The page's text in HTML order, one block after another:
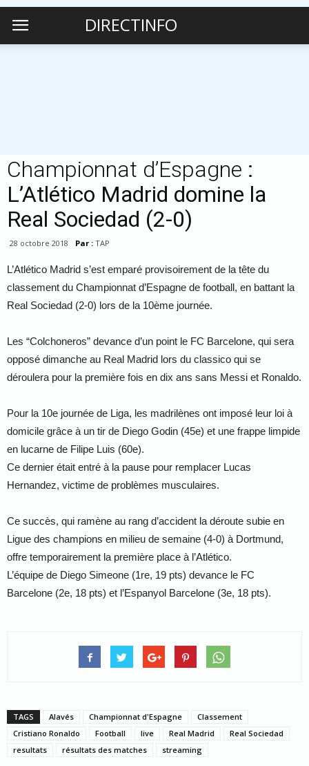
DIRECTINFO
Championnat d’Espagne :
L’Atlético Madrid domine la
Real Sociedad (2-0)
28 octobre 2018 Par : TAP
L’Atlético Madrid s’est emparé provisoirement de la tête du
classement du Championnat d’Espagne de football, en battant la
Real Sociedad (2-0) lors de la 10ème journée.
Les “Colchoneros” devance d’un point le FC Barcelone, qui sera
opposé dimanche au Real Madrid lors du classico qui se
déroulera pour la première fois en dix ans sans Messi et Ronaldo.
Pour la 10e journée de Liga, les madrilènes ont imposé leur loi à
domicile grâce à un tir de Diego Godin (45e) et une frappe limpide
en lucarne de Filipe Luis (60e).
Ce dernier était entré à la pause pour remplacer Lucas
Hernandez, victime de problèmes musculaires.
Ce succès, qui ramène au rang d’accident la déroute subie en
Ligue des champions en milieu de semaine (4-0) à Dortmund,
offre temporairement la première place à l’Atlético.
L’équipe de Diego Simeone (1re, 19 pts) devance le FC
Barcelone (2e, 18 pts) et l’Espanyol Barcelone (3e, 18 pts).
TAGS Alavés Championnat d'Espagne
Classement
Cristiano Ronaldo
Football live Real Madrid
Real Sociedad
resultats
résultats des matches streaming